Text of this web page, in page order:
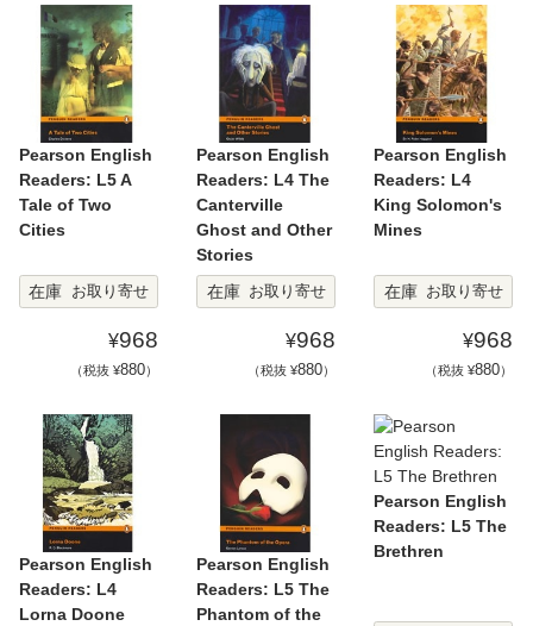
Pearson English
Readers: L5 A
Tale of Two
Cities
在庫 お取り寄せ
¥968
（税抜 ¥880）
Pearson English
Readers: L4 The
Canterville
Ghost and Other
Stories
在庫
お取り寄せ
¥968
（税抜 ¥880）
Pearson English
Readers: L4
King Solomon's
Mines
在庫 お取り寄せ
¥968
（税抜 ¥880）
Pearson English
Readers: L4
Lorna Doone
Pearson English
Readers: L5 The
Phantom of the
Pearson English
Readers: L5 The
Brethren